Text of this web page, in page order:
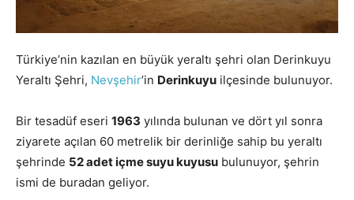
Türkiye’nin kazılan en büyük yeraltı şehri olan Derinkuyu
Yeraltı Şehri, Nevşehir’in Derinkuyu ilçesinde bulunuyor.
Bir tesadüf eseri 1963 yılında bulunan ve dört yıl sonra
ziyarete açılan 60 metrelik bir derinliğe sahip bu yeraltı
şehrinde 52 adet içme suyu kuyusu bulunuyor, şehrin
ismi de buradan geliyor.